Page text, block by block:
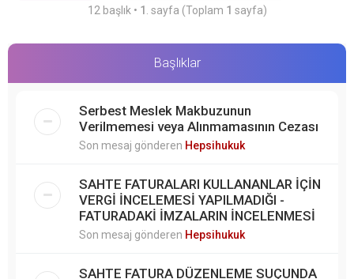
12 başlık • 1 . sayfa (Toplam 1 sayfa)
Başlıklar
Serbest Meslek Makbuzunun
Verilmemesi veya Alınmamasının Cezası
Son mesaj gönderen Hepsihukuk
SAHTE FATURALARI KULLANANLAR İÇİN
VERGİ İNCELEMESİ YAPILMADIĞI -
FATURADAKİ İMZALARIN İNCELENMESİ
Son mesaj gönderen Hepsihukuk
SAHTE FATURA DÜZENLEME SUÇUNDA